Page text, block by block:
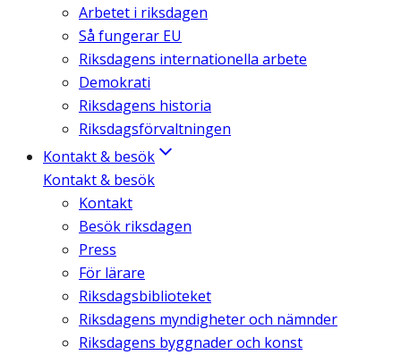
Arbetet i riksdagen
Så fungerar EU
Riksdagens internationella arbete
Demokrati
Riksdagens historia
Riksdagsförvaltningen
Kontakt & besök
Kontakt & besök
Kontakt
Besök riksdagen
Press
För lärare
Riksdagsbiblioteket
Riksdagens myndigheter och nämnder
Riksdagens byggnader och konst